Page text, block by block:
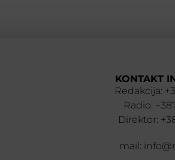
KONTAKT
Redakcija:
Radio:
Direktor:
mail: